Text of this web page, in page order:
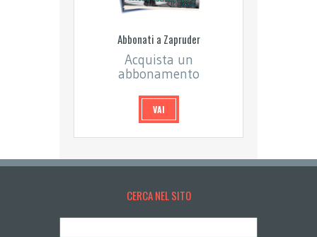
Abbonati a Zapruder
Acquista un
abbonamento
VAI
CERCA NEL SITO